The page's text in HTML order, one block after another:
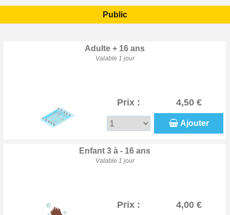
Public
Adulte + 16 ans
Valable 1 jour
Prix : 4,50 €
Ajouter
Enfant 3 à - 16 ans
Valable 1 jour
Prix : 4,00 €